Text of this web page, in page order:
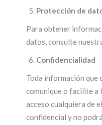
Protección de
Para obtener
datos, consulte
Confidencialidad
Toda información que
comunique o facilite a
acceso cualquiera de
confidencial y no